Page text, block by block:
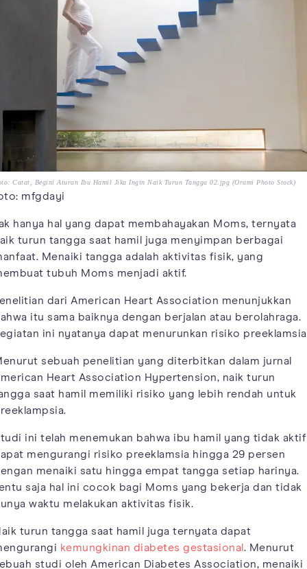
Catat, Begini Aturan Ibu Hamil Jika Ingin Naik Turun Tangga 02.jpg (Orami Photo Stock)
mfgdayi
hanya hal yang dapat membahayakan Moms, ternyata
turun tangga saat hamil juga menyimpan berbagai
Menaiki tangga adalah aktivitas fisik, yang
tubuh Moms menjadi aktif.
dari American Heart Association menunjukkan
itu sama baiknya dengan berjalan atau berolahraga.
ini nyatanya dapat menurunkan risiko
sebuah penelitian yang diterbitkan dalam jurnal
Heart Association Hypertension, naik turun
saat hamil memiliki risiko yang lebih rendah untuk
ini telah menemukan bahwa ibu hamil yang tidak aktif
mengurangi risiko preeklamsia hingga 29 persen
menaiki satu hingga empat tangga setiap harinya.
saja hal ini cocok bagi Moms yang bekerja dan tidak
waktu melakukan aktivitas fisik.
turun tangga saat hamil juga ternyata dapat
kemungkinan diabetes gestasional. Menurut
studi oleh American Diabetes Association, menaiki